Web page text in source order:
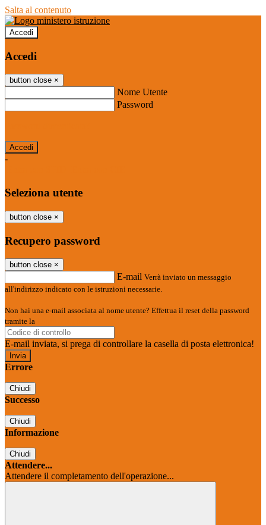
Salta al contenuto
Accedi
Accedi
button close ×
Nome Utente
Password
-
Seleziona utente
button close ×
Recupero password
button close ×
E-mail Verrà inviato un messaggio
all'indirizzo indicato con le istruzioni necessarie.
Non hai una e-mail associata al nome utente? Effettua il reset della password
tramite la
E-mail inviata, si prega di controllare la casella di posta elettronica!
Errore
Chiudi
Successo
Chiudi
Informazione
Chiudi
Attendere...
Attendere il completamento dell'operazione...